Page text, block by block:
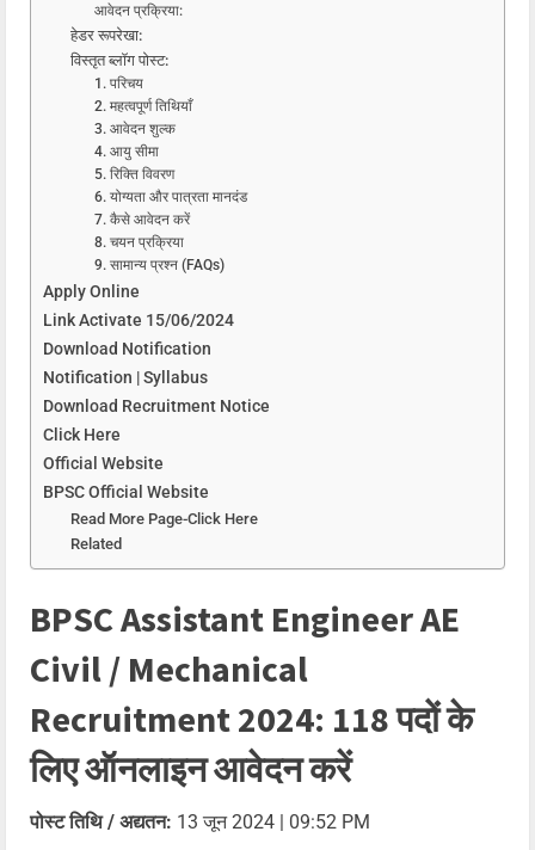
आवेदन प्रक्रिया:
हेडर रूपरेखा:
विस्तृत ब्लॉग पोस्ट:
1. परिचय
2. महत्वपूर्ण तिथियाँ
3. आवेदन शुल्क
4. आयु सीमा
5. रिक्ति विवरण
6. योग्यता और पात्रता मानदंड
7. कैसे आवेदन करें
8. चयन प्रक्रिया
9. सामान्य प्रश्न (FAQs)
Apply Online
Link Activate 15/06/2024
Download Notification
Notification | Syllabus
Download Recruitment Notice
Click Here
Official Website
BPSC Official Website
Read More Page-Click Here
Related
BPSC Assistant Engineer AE
Civil / Mechanical
Recruitment 2024: 118 पदों के
लिए ऑनलाइन आवेदन करें
पोस्ट तिथि / अद्यतन: 13 जून 2024 | 09:52 PM